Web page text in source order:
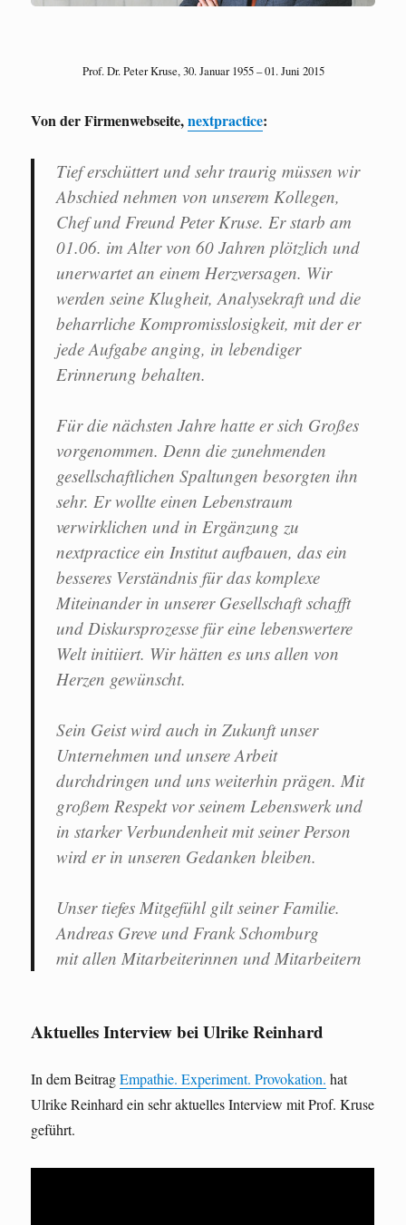
Prof. Dr. Peter Kruse, 30. Januar 1955 – 01. Juni 2015
Von der Firmenwebseite,nextpractice:
Tief erschüttert und sehr traurig müssen wir
Abschied nehmen von unserem Kollegen,
Chef und Freund Peter Kruse. Er starb am
01.06. im Alter von 60 Jahren plötzlich und
unerwartet an einem Herzversagen. Wir
werden seine Klugheit, Analysekraft und die
beharrliche Kompromisslosigkeit, mit der er
jede Aufgabe anging, in lebendiger
Erinnerung behalten.
Für die nächsten Jahre hatte er sich Großes
vorgenommen. Denn die zunehmenden
gesellschaftlichen Spaltungen besorgten ihn
sehr. Er wollte einen Lebenstraum
verwirklichen und in Ergänzung zu
nextpractice ein Institut aufbauen, das ein
besseres Verständnis für das komplexe
Miteinander in unserer Gesellschaft schafft
und Diskursprozesse für eine lebenswertere
Welt initiiert. Wir hätten es uns allen von
Herzen gewünscht.
Sein Geist wird auch in Zukunft unser
Unternehmen und unsere Arbeit
durchdringen und uns weiterhin prägen. Mit
großem Respekt vor seinem Lebenswerk und
in starker Verbundenheit mit seiner Person
wird er in unseren Gedanken bleiben.
Unser tiefes Mitgefühl gilt seiner Familie.
Andreas Greve und Frank Schomburg
mit allen Mitarbeiterinnen und Mitarbeitern
Aktuelles Interview bei Ulrike Reinhard
In dem BeitragEmpathie. Experiment. Provokation. hat
Ulrike Reinhard ein sehr aktuelles Interview mit Prof. Kruse
geführt.